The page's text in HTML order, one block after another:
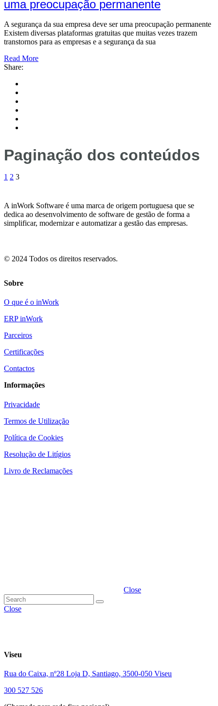
uma preocupação permanente
A segurança da sua empresa deve ser uma preocupação permanente
Existem diversas plataformas gratuitas que muitas vezes trazem
transtornos para as empresas e a segurança da sua
Read More
Share:
Paginação dos conteúdos
1 2 3
A inWork Software é uma marca de origem portuguesa que se
dedica ao desenvolvimento de software de gestão de forma a
simplificar, modernizar e automatizar a gestão das empresas.
© 2024 Todos os direitos reservados.
Sobre
O que é o inWork
ERP inWork
Parceiros
Certificações
Contactos
Informações
Privacidade
Termos de Utilização
Política de Cookies
Resolução de Litígios
Livro de Reclamações
Close
Close
Viseu
Rua do Caixa, nº28 Loja D, Santiago, 3500-050 Viseu
300 527 526